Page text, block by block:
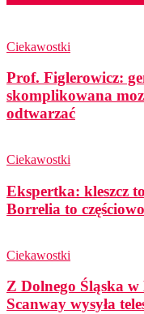
Ciekawostki
Prof. Figlerowicz:
skomplikowana
odtwarzać
Ciekawostki
Ekspertka: kleszcz
Borrelia to
Ciekawostki
Z Dolnego Śląska
Scanway wysyła